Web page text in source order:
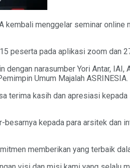
kembali menggelar seminar
peserta pada aplikasi zoom dan
narasumber Yori Antar,
Umum Majalah ASRINESIA.
terima kasih dan apresiasi
kepada para arsitek dan
memberikan yang terbaik